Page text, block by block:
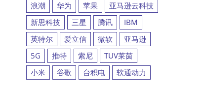
浪潮 华为 苹果
亚马逊云科技
新思科技
三星 腾讯
IBM
英特尔
爱立信 微软
亚马逊
5G
推特 索尼
TUV莱茵
小米
谷歌 台积电 软通动力